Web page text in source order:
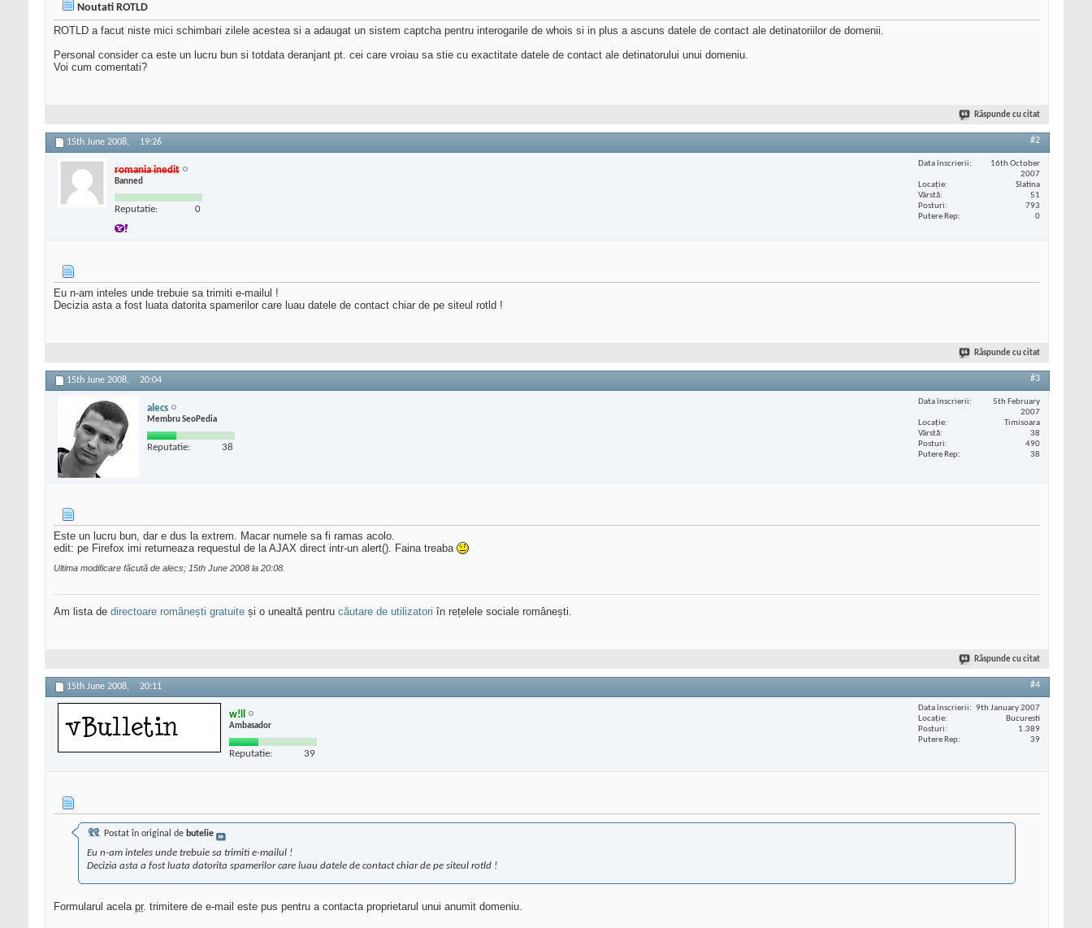
Noutati ROTLD
ROTLD a facut niste mici schimbari zilele acestea si a adaugat un sistem captcha pentru interogarile de whois si in plus a ascuns datele de contact ale detinatoriilor de domenii.
Personal consider ca este un lucru bun si totdata deranjant pt. cei care vroiau sa stie cu exactitate datele de contact ale detinatorului unui domeniu.
Voi cum comentati?
Răspunde cu citat
15th June 2008, 19:26 #2
romania inedit
Banned
Reputatie: 0
Data înscrierii
16th October
2007
Locaţie
Slatina
Vârstă
51
Posturi
793
Putere Rep
0
Eu n-am inteles unde trebuie sa trimiti e-mailul !
Decizia asta a fost luata datorita spamerilor care luau datele de contact chiar de pe siteul rotld !
Răspunde cu citat
15th June 2008, 20:04 #3
alecs
Membru SeoPedia
Reputatie: 38
Data înscrierii
5th February
2007
Locaţie
Timisoara
Vârstă
38
Posturi
490
Putere Rep
38
Este un lucru bun, dar e dus la extrem. Macar numele sa fi ramas acolo.
edit: pe Firefox imi returneaza requestul de la AJAX direct intr-un alert(). Faina treaba
Ultima modificare făcută de alecs; 15th June 2008 la 20:08
Am lista de directoare românești gratuite și o unealtă pentru căutare de utilizatori în rețelele sociale românești.
Răspunde cu citat
15th June 2008, 20:11 #4
w!ll
Ambasador
Reputatie: 39
Data înscrierii
9th January 2007
Locaţie
Bucuresti
Posturi
1.389
Putere Rep
39
Postat în original de butelie
Eu n-am inteles unde trebuie sa trimiti e-mailul !
Decizia asta a fost luata datorita spamerilor care luau datele de contact chiar de pe siteul rotld !
Formularul acela pr. trimitere de e-mail este pus pentru a contacta proprietarul unui anumit domeniu.